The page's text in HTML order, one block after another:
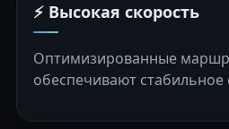
⚡ Высокая скорость
Оптимизированные
обеспечивают стабильное